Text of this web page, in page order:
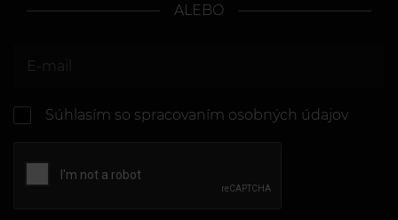
ALEBO
Súhlasím so spracovaním osobných údajov